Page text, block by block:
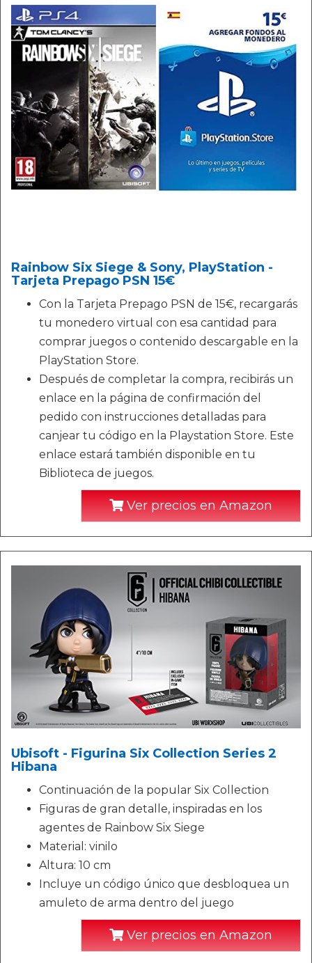
Rainbow Six Siege & Sony, PlayStation -
Tarjeta Prepago PSN 15€
Con la Tarjeta Prepago PSN de 15€, recargarás
tu monedero virtual con esa cantidad para
comprar juegos o contenido descargable en la
PlayStation Store.
Después de completar la compra, recibirás un
enlace en la página de confirmación del
pedido con instrucciones detalladas para
canjear tu código en la Playstation Store. Este
enlace estará también disponible en tu
Biblioteca de juegos.
Ver precios en Amazon
Ubisoft - Figurina Six Collection Series 2
Hibana
Continuación de la popular Six Collection
Figuras de gran detalle, inspiradas en los
agentes de Rainbow Six Siege
Material: vinilo
Altura: 10 cm
Incluye un código único que desbloquea un
amuleto de arma dentro del juego
Ver precios en Amazon